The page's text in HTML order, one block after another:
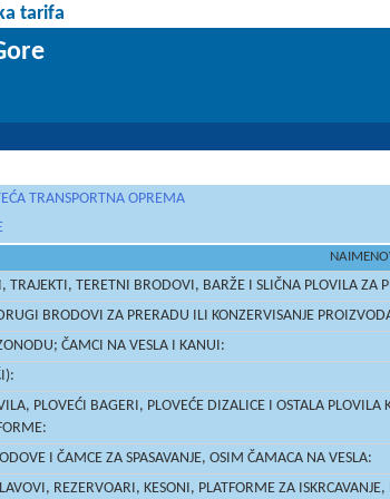
tarifa
TRANSPORTNA OPREMA
TERETNI BRODOVI, BARŽE I SLIČNA PLOVILA ZA
BRODOVI ZA PRERADU ILI KONZERVISANJE
ČAMCI NA VESLA I KANUI:
PLOVEĆI BAGERI, PLOVEĆE DIZALICE I OSTALA
I ČAMCE ZA SPASAVANJE, OSIM ČAMACA NA VESLA:
REZERVOARI, KESONI, PLATFORME ZA